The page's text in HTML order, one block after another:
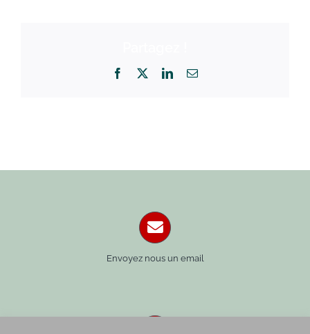
Facebook LinkedInEmail
Envoyez nous un email